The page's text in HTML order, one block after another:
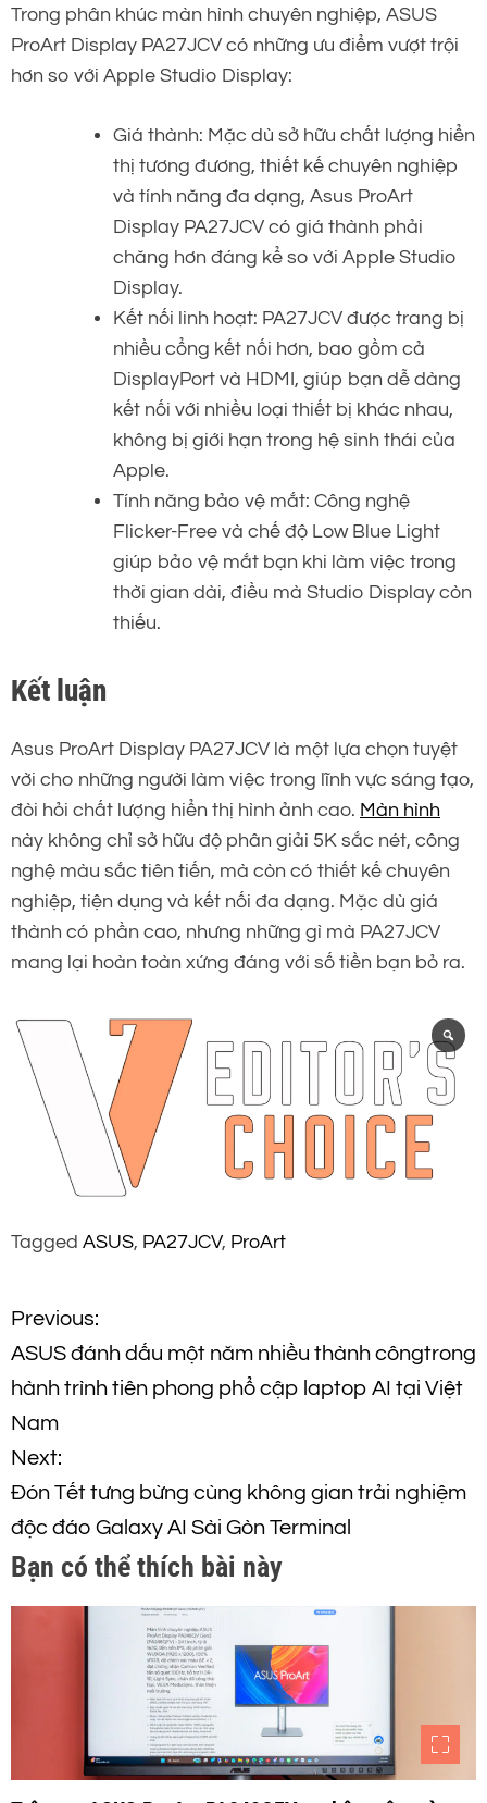
Trong phân khúc màn hình chuyên nghiệp, ASUS
ProArt Display PA27JCV có những ưu điểm vượt trội
hơn so với Apple Studio Display:
Giá thành: Mặc dù sở hữu chất lượng hiển
thị tương đương, thiết kế chuyên nghiệp
và tính năng đa dạng, Asus ProArt
Display PA27JCV có giá thành phải
chăng hơn đáng kể so với Apple Studio
Display.
Kết nối linh hoạt: PA27JCV được trang bị
nhiều cổng kết nối hơn, bao gồm cả
DisplayPort và HDMI, giúp bạn dễ dàng
kết nối với nhiều loại thiết bị khác nhau,
không bị giới hạn trong hệ sinh thái của
Apple.
Tính năng bảo vệ mắt: Công nghệ
Flicker-Free và chế độ Low Blue Light
giúp bảo vệ mắt bạn khi làm việc trong
thời gian dài, điều mà Studio Display còn
thiếu.
Kết luận
Asus ProArt Display PA27JCV là một lựa chọn tuyệt
vời cho những người làm việc trong lĩnh vực sáng tạo,
đòi hỏi chất lượng hiển thị hình ảnh cao. Màn hình
này không chỉ sở hữu độ phân giải 5K sắc nét, công
nghệ màu sắc tiên tiến, mà còn có thiết kế chuyên
nghiệp, tiện dụng và kết nối đa dạng. Mặc dù giá
thành có phần cao, nhưng những gì mà PA27JCV
mang lại hoàn toàn xứng đáng với số tiền bạn bỏ ra.
Tagged ASUS, PA27JCV, ProArt
Đ
i
ề
u
h
ư
Previous:
ASUS đánh dấu một năm nhiều thành côngtrong
hành trình tiên phong phổ cập laptop AI tại Việt
Nam
Next:
Đón Tết tưng bừng cùng không gian trải nghiệm
độc đáo Galaxy AI Sài Gòn Terminal
Bạn có thể thích bài này